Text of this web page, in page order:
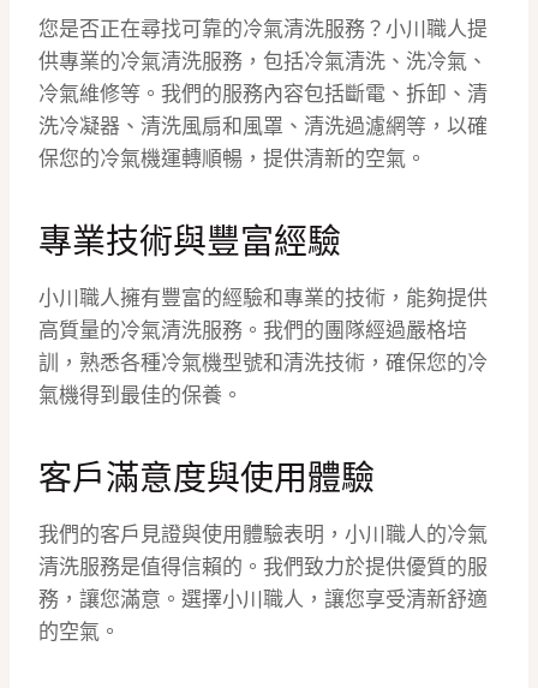
您是否正在尋找可靠的冷氣清洗服務？小川職人提
供專業的冷氣清洗服務，包括冷氣清洗、洗冷氣、
冷氣維修等。我們的服務內容包括斷電、拆卸、清
洗冷凝器、清洗風扇和風罩、清洗過濾網等，以確
保您的冷氣機運轉順暢，提供清新的空氣。
專業技術與豐富經驗
小川職人擁有豐富的經驗和專業的技術，能夠提供
高質量的冷氣清洗服務。我們的團隊經過嚴格培
訓，熟悉各種冷氣機型號和清洗技術，確保您的冷
氣機得到最佳的保養。
客戶滿意度與使用體驗
我們的客戶見證與使用體驗表明，小川職人的冷氣
清洗服務是值得信賴的。我們致力於提供優質的服
務，讓您滿意。選擇小川職人，讓您享受清新舒適
的空氣。